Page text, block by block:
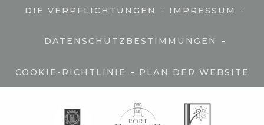
DIE VERPFLICHTUNGEN - IMPRESSUM -
DATENSCHUTZBESTIMMUNGEN -
COOKIE-RICHTLINIE - PLAN DER WEBSITE